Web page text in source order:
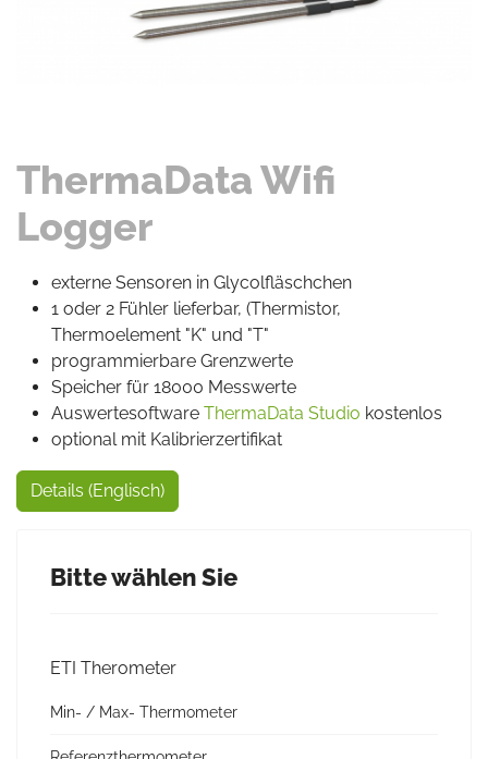
ThermaData Wifi
Logger
externe Sensoren in Glycolfläschchen
1 oder 2 Fühler lieferbar, (Thermistor,
Thermoelement "K" und "T"
programmierbare Grenzwerte
Speicher für 18000 Messwerte
Auswertesoftware ThermaData Studio kostenlos
optional mit Kalibrierzertifikat
Details (Englisch)
Bitte wählen Sie
ETI Therometer
Min- / Max- Thermometer